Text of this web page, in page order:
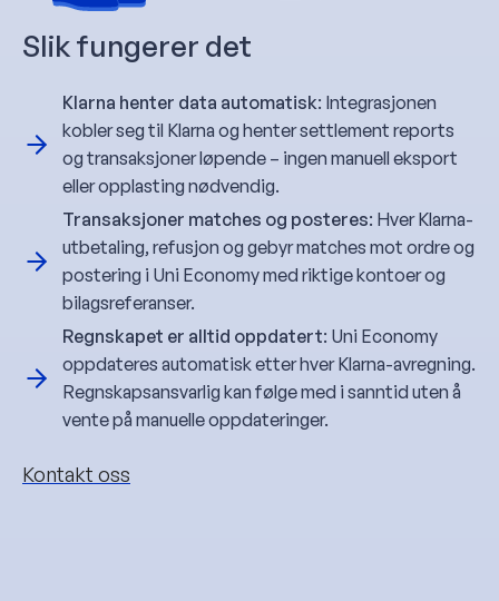
Slik fungerer det
Klarna henter data automatisk: Integrasjonen
kobler seg til Klarna og henter settlement reports
og transaksjoner løpende – ingen manuell eksport
eller opplasting nødvendig.
Transaksjoner matches og posteres: Hver Klarna-
utbetaling, refusjon og gebyr matches mot ordre og
postering i Uni Economy med riktige kontoer og
bilagsreferanser.
Regnskapet er alltid oppdatert: Uni Economy
oppdateres automatisk etter hver Klarna-avregning.
Regnskapsansvarlig kan følge med i sanntid uten å
vente på manuelle oppdateringer.
Kontakt oss